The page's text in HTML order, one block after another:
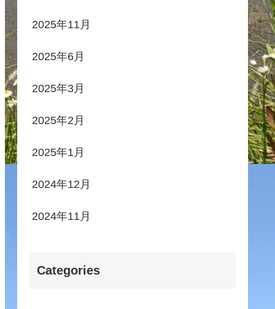
2025年11月
2025年6月
2025年3月
2025年2月
2025年1月
2024年12月
2024年11月
Categories